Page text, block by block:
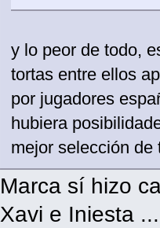
y lo peor de todo,
tortas entre ellos
por jugadores
hubiera
mejor selección
Marca sí hizo
Xavi e Iniesta